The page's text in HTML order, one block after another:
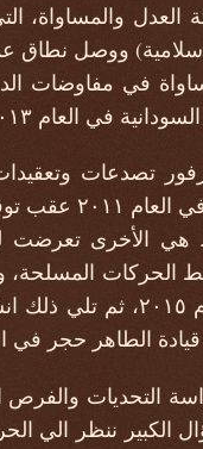
والمساواة،
في العام ٢٠١٣.
تصدعات
والمسار
هي الأخرى تعرضت
الحركات المسلحة،
- دكتور الهادي
العام ٢٠١٧ تحت مسمى تجمع قوى
التحديات والفرص
الكبير ننظر الي